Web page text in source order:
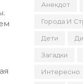
Анекдот
Города И
Дети
Загадки
Интересно